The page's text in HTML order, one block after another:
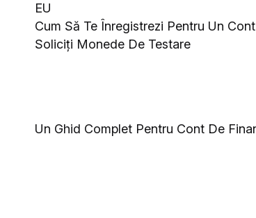
EU
Cum Să Te Înregistrezi Pentru Un
Soliciți Monede De Testare
Un Ghid Complet Pentru Cont De